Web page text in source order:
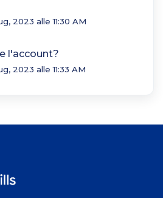
2023 alle 11:30 AM
l'account?
2023 alle 11:33 AM